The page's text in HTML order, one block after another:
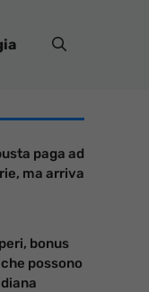
paga ad
ma arriva
bonus
possono